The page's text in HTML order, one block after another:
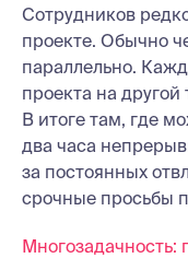
Сотрудников
проекте. Обычно
параллельно.
проекта на другой
В итоге там, где
два часа
за постоянных
срочные просьбы